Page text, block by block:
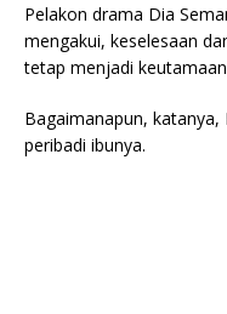
Pelakon drama Dia
mengakui, keselesaan
tetap menjadi
Bagaimanapun, katanya,
peribadi ibunya.